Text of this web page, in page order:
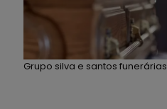
Grupo silva e santos funerárias